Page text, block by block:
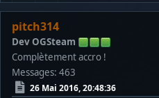
pitch314
Dev OGSteam
Complètement accro !
Messages: 463
26 Mai 2016, 20:48:36